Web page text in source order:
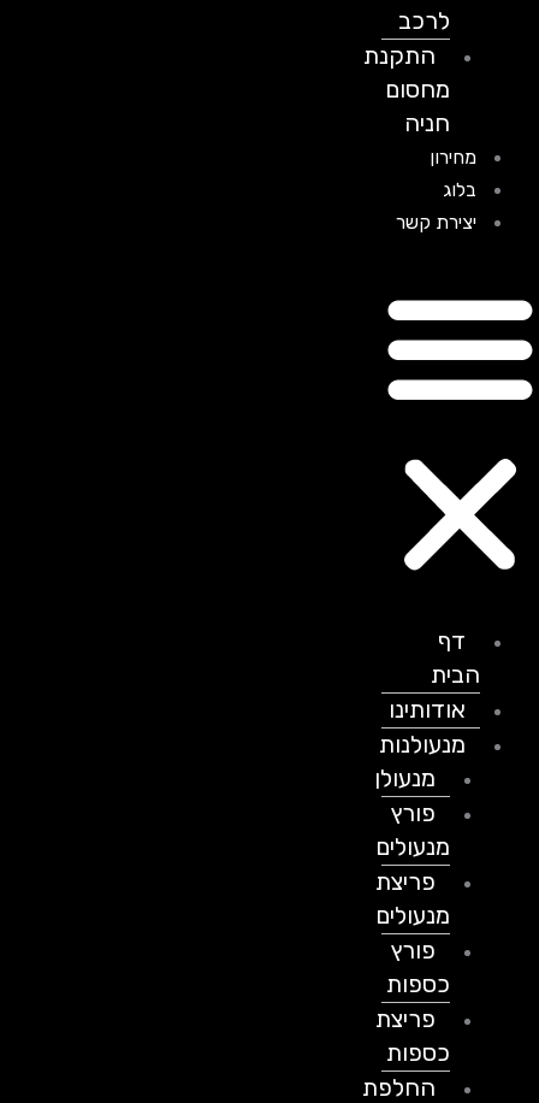
לרכב
התקנת
מחסום
חניה
מחירון
בלוג
יצירת קשר
דף
הבית
אודותינו
מנעולנות
מנעולן
פורץ
מנעולים
פריצת
מנעולים
פורץ
כספות
פריצת
כספות
החלפת